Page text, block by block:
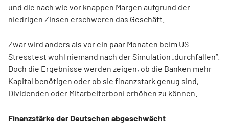
und die nach wie vor knappen Margen aufgrund der
niedrigen Zinsen erschweren das Geschäft.
Zwar wird anders als vor ein paar Monaten beim US-
Stresstest wohl niemand nach der Simulation „durchfallen“.
Doch die Ergebnisse werden zeigen, ob die Banken mehr
Kapital benötigen oder ob sie finanzstark genug sind,
Dividenden oder Mitarbeiterboni erhöhen zu können.
Finanzstärke der Deutschen abgeschwächt